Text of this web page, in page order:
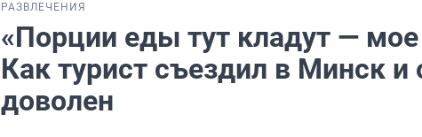
РАЗВЛЕЧЕНИЯ
«Порции еды тут кладут — мое
Как турист съездил в Минск и
доволен